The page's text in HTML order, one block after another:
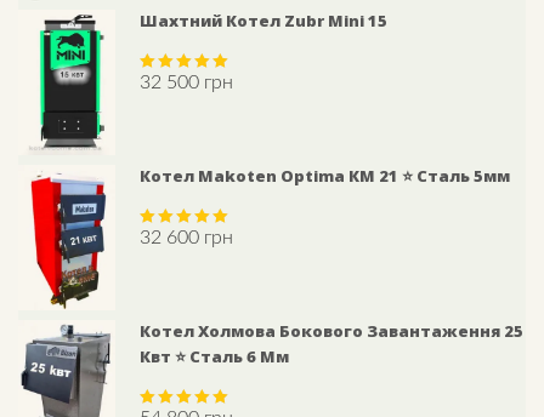
Шахтний Котел Zubr Mini 15
Rated5.00
32 500 грн
Котел Makoten Optima КМ 21 ⭐ Сталь 5мм
Rated5.00
32 600 грн
Котел Холмова Бокового Завантаження 25
Квт ⭐ Сталь 6 Мм